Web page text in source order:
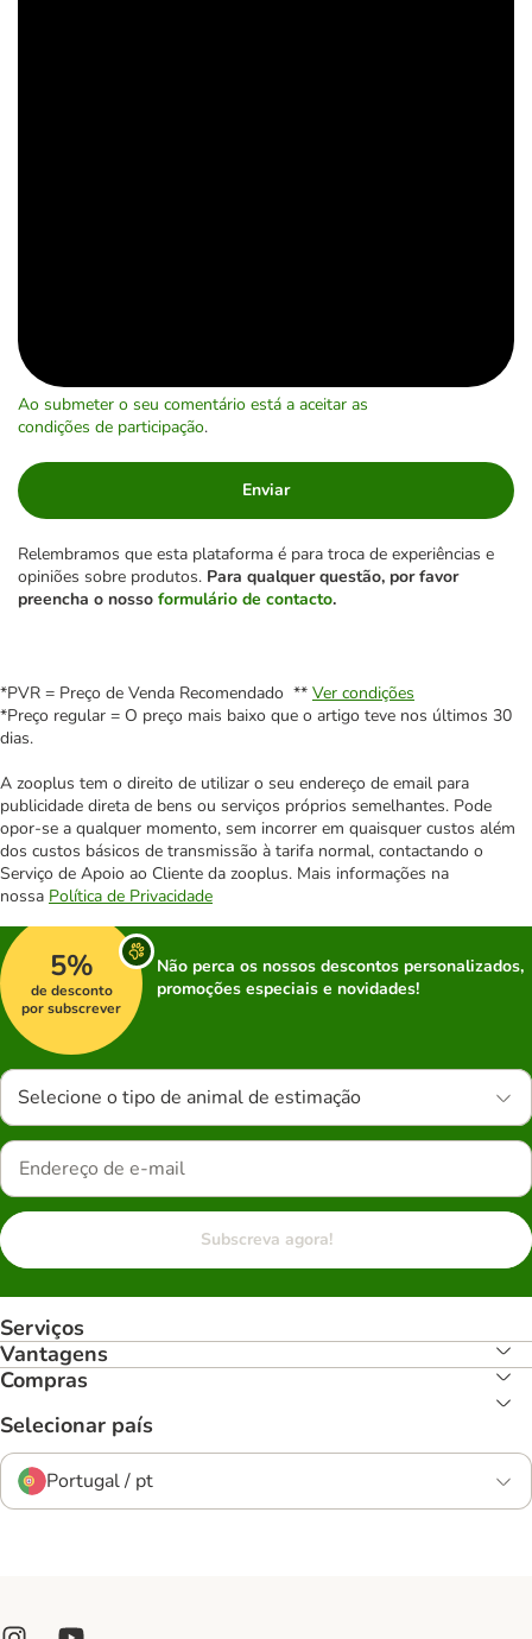
Ao submeter o seu comentário está a aceitar as
condições de participação.
Enviar
Relembramos que esta plataforma é para troca de experiências e
opiniões sobre produtos. Para qualquer questão, por favor
preencha o nosso formulário de contacto.
*PVR = Preço de Venda Recomendado ** Ver condições
*Preço regular = O preço mais baixo que o artigo teve nos últimos 30
dias.
A zooplus tem o direito de utilizar o seu endereço de email para
publicidade direta de bens ou serviços próprios semelhantes. Pode
opor-se a qualquer momento, sem incorrer em quaisquer custos além
dos custos básicos de transmissão à tarifa normal, contactando o
Serviço de Apoio ao Cliente da zooplus. Mais informações na
nossa Política de Privacidade
5%
de desconto
por subscrever
Não perca os nossos descontos personalizados,
promoções especiais e novidades!
Selecione o tipo de animal de estimação
Subscreva agora!
Serviços
Vantagens
Compras
Selecionar país
Portugal / pt